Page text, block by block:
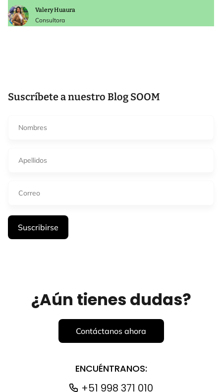
Valery Huaura
Consultora
Suscríbete a nuestro Blog SOOM
¿Aún tienes dudas?
Contáctanos ahora
ENCUÉNTRANOS:
+51 998 371 010